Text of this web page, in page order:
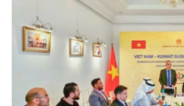
Doanh nghiệp
Thông tin doanh nghiệp
Doanh nghiệp 24h
Doanh nhân